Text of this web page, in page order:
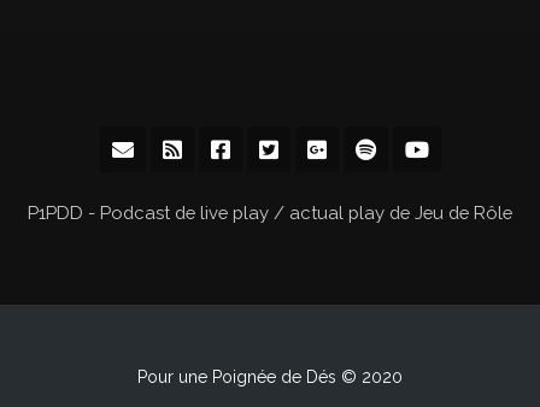
P1PDD - Podcast de live play / actual play de Jeu de Rôle
Pour une Poignée de Dés © 2020